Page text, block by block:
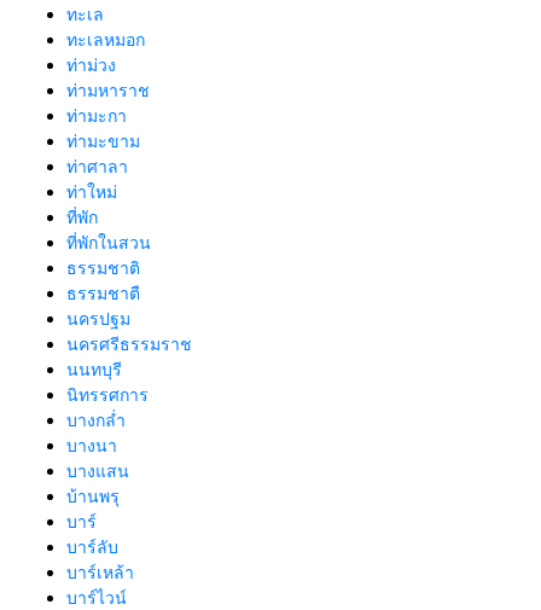
ทะเล
ทะเลหมอก
ท่าม่วง
ท่ามหาราช
ท่ามะกา
ท่ามะขาม
ท่าศาลา
ท่าใหม่
ที่พัก
ที่พักในสวน
ธรรมชาติ
ธรรมชาตื
นครปฐม
นครศรีธรรมราช
นนทบุรี
นิทรรศการ
บางกล่ำ
บางนา
บางแสน
บ้านพรุ
บาร์
บาร์ลับ
บาร์เหล้า
บาร์ไวน์